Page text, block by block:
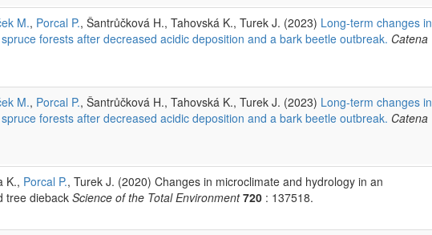
M., Porcal P., Šantrůčková H., Tahovská K., Turek J. (2023) Long-term changes in
forests after decreased acidic deposition and a bark beetle outbreak. Catena
M., Porcal P., Šantrůčková H., Tahovská K., Turek J. (2023) Long-term changes in
forests after decreased acidic deposition and a bark beetle outbreak. Catena
K., Porcal P., Turek J. (2020) Changes in microclimate and hydrology in an
tree dieback Science of the Total Environment 720 : 137518.